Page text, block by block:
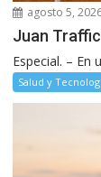
agosto 5,
Juan
Especial. – En
Salud y